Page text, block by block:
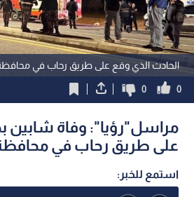
الحادث الذي وقع على طريق رحاب في
0
0
مراسل"رؤيا": وفاة
على طريق رحاب في
استمع للخبر: